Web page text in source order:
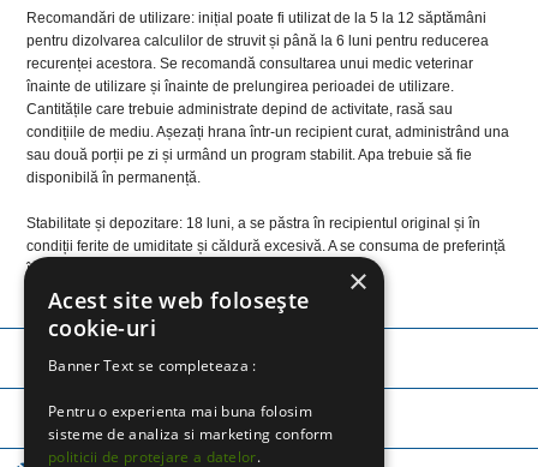
Recomandări de utilizare: inițial poate fi utilizat de la 5 la 12 săptămâni
pentru dizolvarea calculilor de struvit și până la 6 luni pentru reducerea
recurenței acestora. Se recomandă consultarea unui medic veterinar
înainte de utilizare și înainte de prelungirea perioadei de utilizare.
Cantitățile care trebuie administrate depind de activitate, rasă sau
condițiile de mediu. Așezați hrana într-un recipient curat, administrând una
sau două porții pe zi și urmând un program stabilit. Apa trebuie să fie
disponibilă în permanență.
Stabilitate și depozitare: 18 luni, a se păstra în recipientul original și în
condiții ferite de umiditate și căldură excesivă. A se consuma de preferință
înainte de data inscriptionata pe ambalaj.
TELEFON:0757 365 250
×
Acest site web folosește
cookie-uri
Banner Text se completeaza :
Pentru o experienta mai buna folosim
sisteme de analiza si marketing conform
politicii de protejare a datelor.